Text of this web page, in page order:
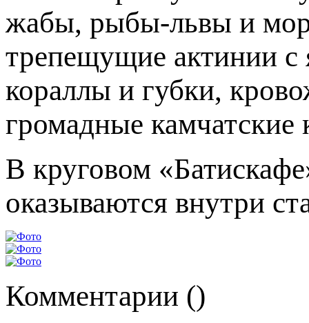
жабы, рыбы-львы и
трепещущие актинии
кораллы и губки,
громадные камчатские
В круговом
оказываются внутри
Комментарии ()